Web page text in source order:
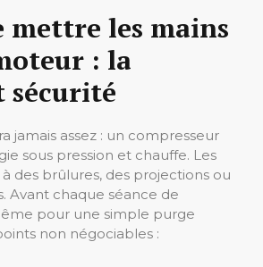
mettre les mains
: la
sécurité
jamais assez : un compresseur
sous pression et chauffe. Les
des brûlures, des projections ou
Avant chaque séance de
pour une simple purge
non négociables :